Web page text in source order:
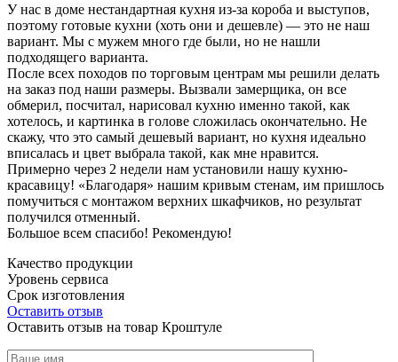
У нас в доме нестандартная кухня из-за короба и выступов,
поэтому готовые кухни (хоть они и дешевле) — это не наш
вариант. Мы с мужем много где были, но не нашли
подходящего варианта.
После всех походов по торговым центрам мы решили делать
на заказ под наши размеры. Вызвали замерщика, он все
обмерил, посчитал, нарисовал кухню именно такой, как
хотелось, и картинка в голове сложилась окончательно. Не
скажу, что это самый дешевый вариант, но кухня идеально
вписалась и цвет выбрала такой, как мне нравится.
Примерно через 2 недели нам установили нашу кухню-
красавицу! «Благодаря» нашим кривым стенам, им пришлось
помучиться с монтажом верхних шкафчиков, но результат
получился отменный.
Большое всем спасибо! Рекомендую!
Качество продукции
Уровень сервиса
Срок изготовления
Оставить отзыв
Оставить отзыв на товар Кроштуле